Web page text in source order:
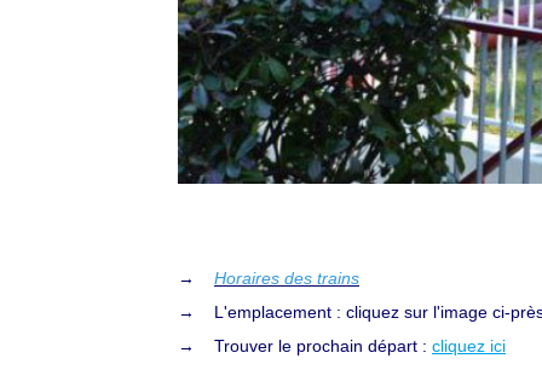
→
Horaires des trains
→ L'emplacement : cliquez sur l'image ci-
→
Trouver le prochain départ : cliquez ici